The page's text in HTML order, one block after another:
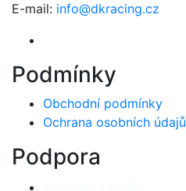
E-mail: info@dkracing.cz
Podmínky
Obchodní podmínky
Ochrana osobních údajů
Podpora